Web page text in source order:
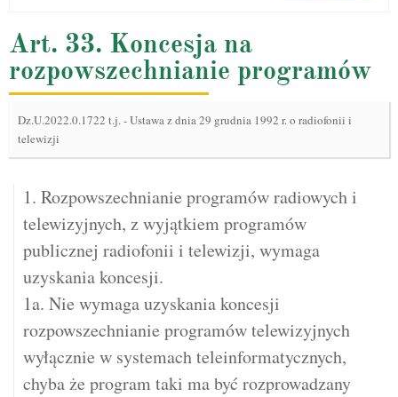
Art. 33. Koncesja na
rozpowszechnianie programów
Dz.U.2022.0.1722 t.j.-Ustawa z dnia 29 grudnia 1992 r. o radiofonii i
telewizji
1. Rozpowszechnianie programów radiowych i
telewizyjnych, z wyjątkiem programów
publicznej radiofonii i telewizji, wymaga
uzyskania koncesji.
1a. Nie wymaga uzyskania koncesji
rozpowszechnianie programów telewizyjnych
wyłącznie w systemach teleinformatycznych,
chyba że program taki ma być rozprowadzany